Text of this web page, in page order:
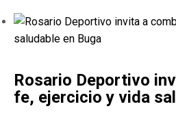
Rosario Deportivo
fe, ejercicio y vida